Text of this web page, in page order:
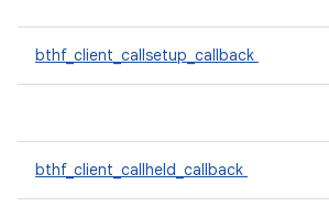
bthf_client_callsetup_callback
bthf_client_callheld_callback